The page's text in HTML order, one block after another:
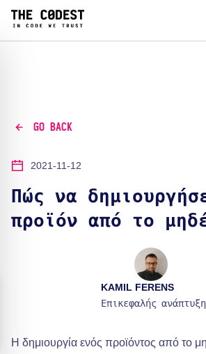
GO BACK
2021-11-12
Πώς να
προϊόν από το
KAMIL FERENS
Επικεφαλής
Η δημιουργία ενός προϊόντος από το